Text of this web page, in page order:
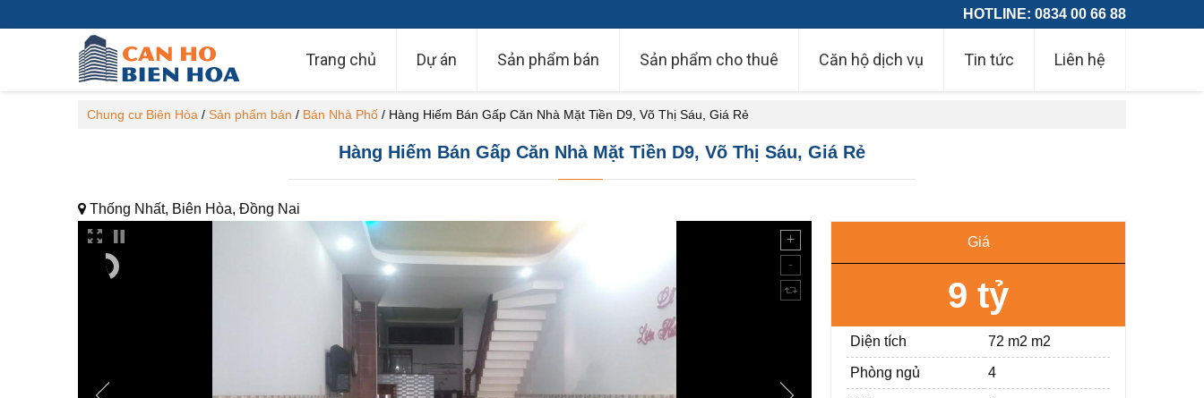
HOTLINE: 0834 00 66 88
Trang chủ Dự án Sản phẩm bán Sản phẩm cho thuê Căn hộ dịch vụ Tin tức Liên hệ
Chung cư Biên Hòa / Sản phẩm bán / Bán Nhà Phố / Hàng Hiếm Bán Gấp Căn Nhà Mặt Tiền D9, Võ Thị Sáu, Giá Rẻ
Hàng Hiếm Bán Gấp Căn Nhà Mặt Tiền D9, Võ Thị Sáu, Giá Rẻ
Thống Nhất, Biên Hòa, Đồng Nai
Giá
9 tỷ
Diện tích 72 m2 m2
Phòng ngủ 4